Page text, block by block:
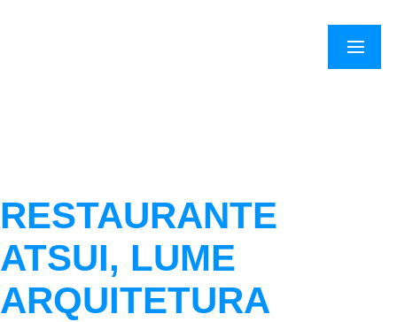
×
Menu
RESTAURANTE
ATSUI, LUME
ARQUITETURA